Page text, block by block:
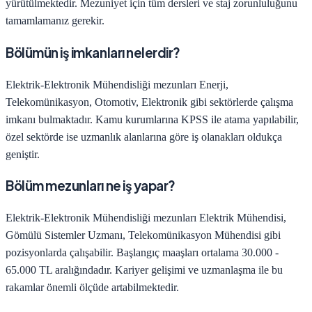
yürütülmektedir. Mezuniyet için tüm dersleri ve staj zorunluluğunu
tamamlamanız gerekir.
Bölümün iş imkanları nelerdir?
Elektrik-Elektronik Mühendisliği mezunları Enerji,
Telekomünikasyon, Otomotiv, Elektronik gibi sektörlerde çalışma
imkanı bulmaktadır. Kamu kurumlarına KPSS ile atama yapılabilir,
özel sektörde ise uzmanlık alanlarına göre iş olanakları oldukça
geniştir.
Bölüm mezunları ne iş yapar?
Elektrik-Elektronik Mühendisliği mezunları Elektrik Mühendisi,
Gömülü Sistemler Uzmanı, Telekomünikasyon Mühendisi gibi
pozisyonlarda çalışabilir. Başlangıç maaşları ortalama 30.000 -
65.000 TL aralığındadır. Kariyer gelişimi ve uzmanlaşma ile bu
rakamlar önemli ölçüde artabilmektedir.